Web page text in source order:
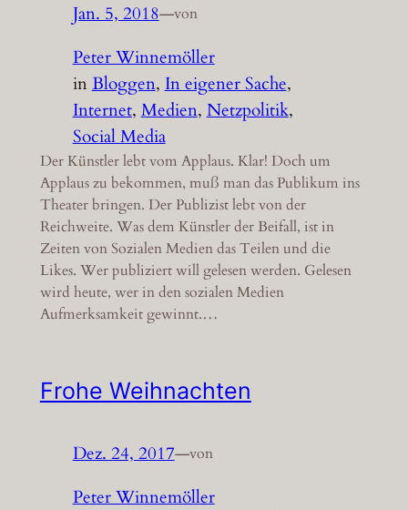
Jan. 5, 2018—von
Peter Winnemöller
inBloggen, In eigener Sache
Internet, Medien, Netzpolitik
Social Media
Der Künstler lebt vom Applaus. Klar! Doch um
Applaus zu bekommen, muß man das Publikum ins
Theater bringen. Der Publizist lebt von der
Reichweite. Was dem Künstler der Beifall, ist in
Zeiten von Sozialen Medien das Teilen und die
Likes. Wer publiziert will gelesen werden. Gelesen
wird heute, wer in den sozialen Medien
Aufmerksamkeit gewinnt.…
Frohe Weihnachten
Dez. 24, 2017—von
Peter Winnemöller